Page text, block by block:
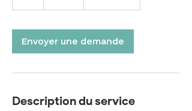
Envoyer une demande
Description du service